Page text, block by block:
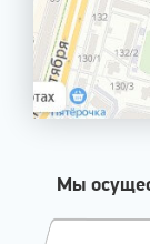
Мы